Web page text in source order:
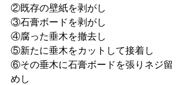
②既存の壁紙を剥がし
③石膏ボードを剥がし
④腐った垂木を撤去し
⑤新たに垂木をカットして接着し
⑥その垂木に石膏ボードを張りネジ留
めし